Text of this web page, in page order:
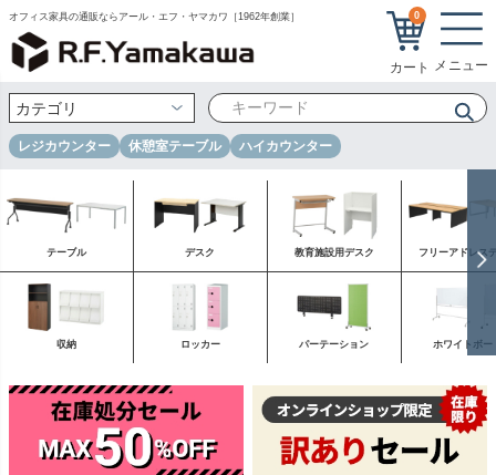
オフィス家具の通販ならアール・エフ・ヤマカワ［1962年創業］ 0
レジカウンター 休憩室テーブル ハイカウンター
テーブル デスク 教育施設用デスク フリーアドレス
収納 ロッカー パーテーション ホワイトボー